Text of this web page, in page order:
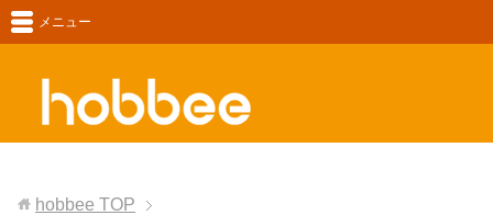
メニュー
hobbee TOP